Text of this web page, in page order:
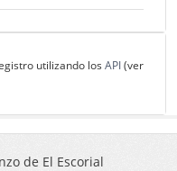
utilizando los API(ver
de El Escorial